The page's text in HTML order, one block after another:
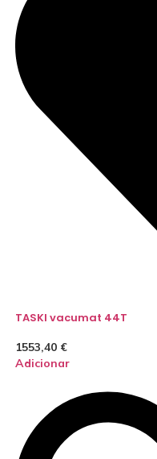
TASKI vacumat 44T
1553,40 €
Adicionar